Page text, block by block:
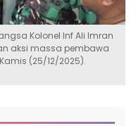
Kolonel Inf Ali Imran
aksi massa pembawa
(25/12/2025).